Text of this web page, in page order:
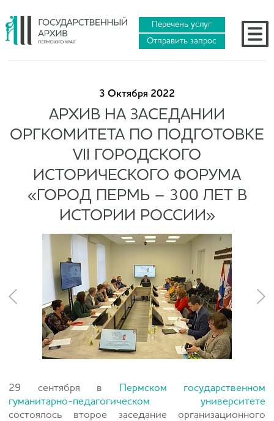
Перечень услуг
Отправить запрос
3 Октября 2022
АРХИВ НА ЗАСЕДАНИИ
ОРГКОМИТЕТА ПО ПОДГОТОВКЕ
VII ГОРОДСКОГО
ИСТОРИЧЕСКОГО ФОРУМА
«ГОРОД ПЕРМЬ – 300 ЛЕТ В
ИСТОРИИ РОССИИ»
29 сентября в
Пермском государственном
гуманитарно-педагогическом университете
состоялось второе заседание организационного